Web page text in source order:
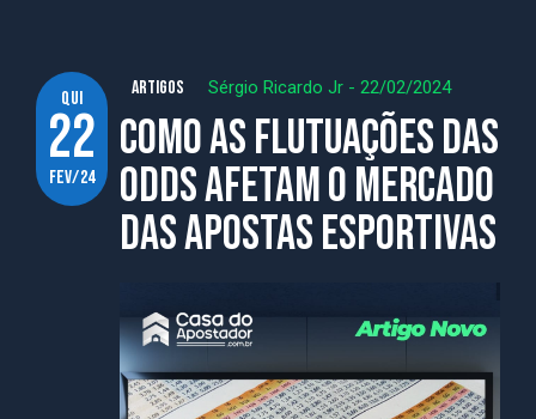
qui
22
fev/24
ARTIGOS Sérgio Ricardo Jr - 22/02/2024
Como as flutuações das
odds afetam o mercado
das apostas esportivas